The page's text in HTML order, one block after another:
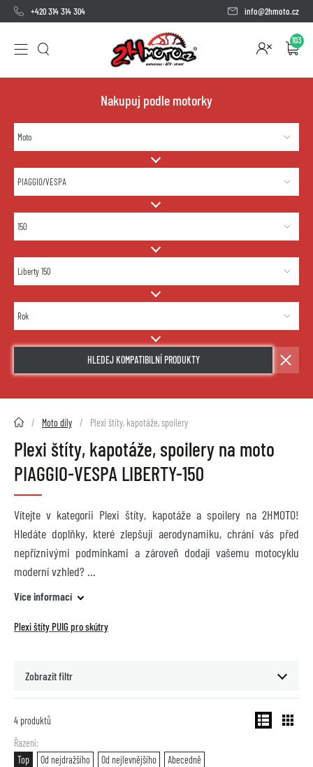
+420 314 314 304 info@2hmoto.cz
103
Nakupuj podle motorky
HLEDEJ KOMPATIBILNÍ PRODUKTY
2HMOTO.cz Moto díly Plexi štíty, kapotáže, spoilery
Plexi štíty, kapotáže, spoilery na moto
PIAGGIO-VESPA LIBERTY-150
Vítejte v kategorii Plexi štíty, kapotáže a spoilery na 2HMOTO!
Hledáte doplňky, které zlepšují aerodynamiku, chrání vás před
nepříznivými podmínkami a zároveň dodají vašemu motocyklu
moderní vzhled?
Více informací
Plexi štíty PUIG pro skútry
Zobrazit filtr
4 produktů
Řazení
Top
Od nejdražšího Od nejlevnějšího Abecedně